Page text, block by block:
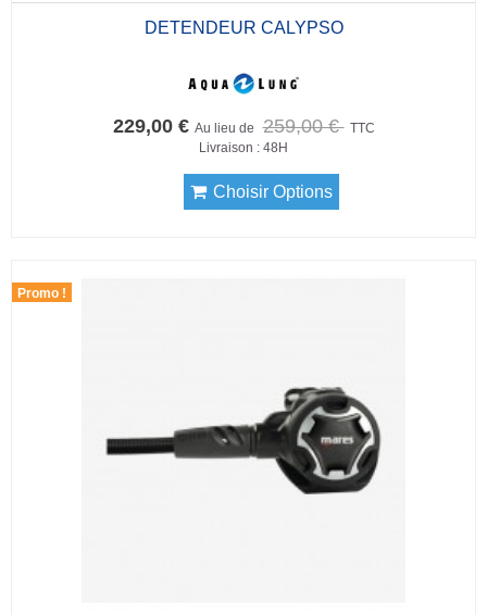
DETENDEUR CALYPSO
229,00 € Au lieu de 259,00 € TTC
Livraison : 48H
Choisir Options
Promo !